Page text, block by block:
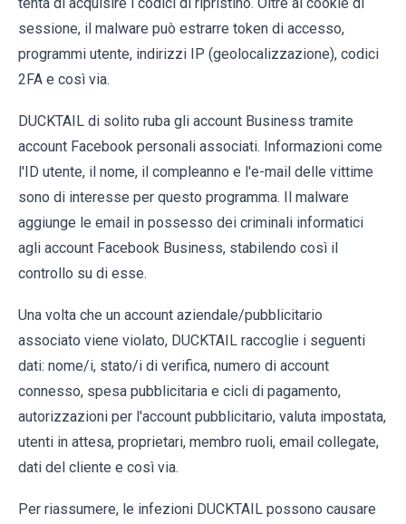
sessione, il malware può estrarre token di accesso,
programmi utente, indirizzi IP (geolocalizzazione), codici
2FA e così via.
DUCKTAIL di solito ruba gli account Business tramite
account Facebook personali associati. Informazioni come
l'ID utente, il nome, il compleanno e l'e-mail delle vittime
sono di interesse per questo programma. Il malware
aggiunge le email in possesso dei criminali informatici
agli account Facebook Business, stabilendo così il
controllo su di esse.
Una volta che un account aziendale/pubblicitario
associato viene violato, DUCKTAIL raccoglie i seguenti
dati: nome/i, stato/i di verifica, numero di account
connesso, spesa pubblicitaria e cicli di pagamento,
autorizzazioni per l'account pubblicitario, valuta impostata,
utenti in attesa, proprietari, membro ruoli, email collegate,
dati del cliente e così via.
Per riassumere, le infezioni DUCKTAIL possono causare